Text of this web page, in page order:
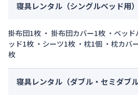
寝具レンタル（シングルベッド用）
掛布団1枚 ・ 掛布団カバー1枚 ・ベッド
ッド1枚 ・シーツ1枚 ・枕1個 ・枕カバ
枚
寝具レンタル（ダブル・セミダブル